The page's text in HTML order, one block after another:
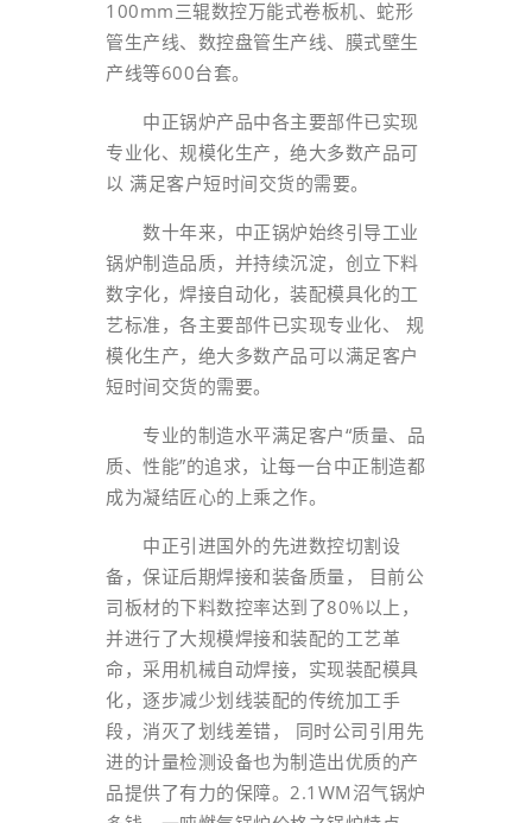
100mm三辊数控万能式卷板机、蛇形
管生产线、数控盘管生产线、膜式壁生
产线等600台套。
中正锅炉产品中各主要部件已实现
专业化、规模化生产，绝大多数产品可
以 满足客户短时间交货的需要。
数十年来，中正锅炉始终引导工业
锅炉制造品质，并持续沉淀，创立下料
数字化，焊接自动化，装配模具化的工
艺标准，各主要部件已实现专业化、 规
模化生产，绝大多数产品可以满足客户
短时间交货的需要。
专业的制造水平满足客户“质量、品
质、性能”的追求，让每一台中正制造都
成为凝结匠心的上乘之作。
中正引进国外的先进数控切割设
备，保证后期焊接和装备质量， 目前公
司板材的下料数控率达到了80%以上，
并进行了大规模焊接和装配的工艺革
命，采用机械自动焊接，实现装配模具
化，逐步减少划线装配的传统加工手
段，消灭了划线差错， 同时公司引用先
进的计量检测设备也为制造出优质的产
品提供了有力的保障。2.1WM沼气锅炉